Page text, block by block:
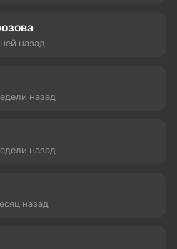
назад
назад
назад
назад